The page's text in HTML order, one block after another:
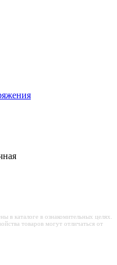
в каталоге в ознакомительных целях.
товаров могут отличаться от